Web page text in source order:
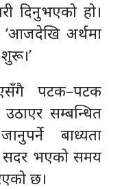
दिनुभएको हो।
‘आजदेखि अर्थमा
पटक–पटक
उठाएर सम्बन्धित
बाध्यता
सदर भएको समय
छ।